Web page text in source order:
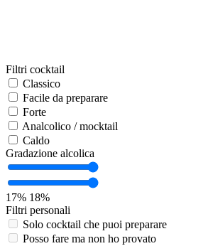
Filtri cocktail
Classico
Facile da preparare
Forte
Analcolico / mocktail
Caldo
Gradazione alcolica
17% 18%
Filtri personali
Solo cocktail che puoi preparare
Posso fare ma non ho provato